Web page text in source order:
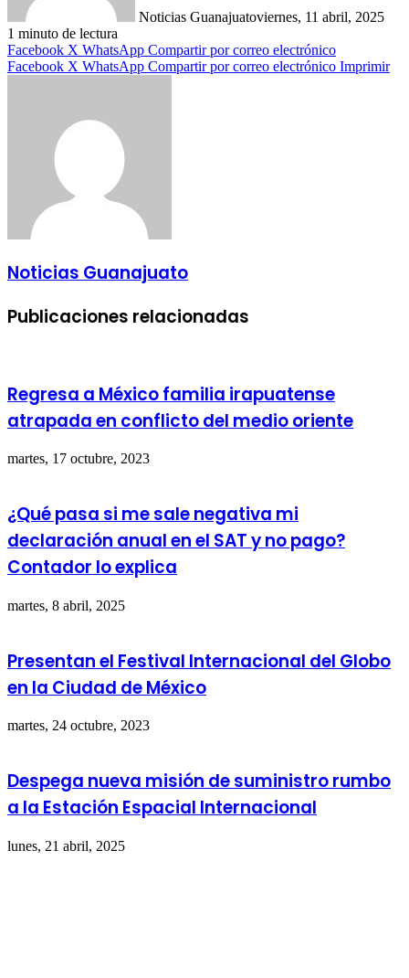
Noticias Guanajuatoviernes, 11 abril, 2025
1 minuto de lectura
Facebook X WhatsApp Compartir por correo electrónico
Facebook X WhatsApp Compartir por correo electrónico Imprimir
Noticias Guanajuato
Publicaciones relacionadas
Regresa a México familia irapuatense
atrapada en conflicto del medio oriente
martes, 17 octubre, 2023
¿Qué pasa si me sale negativa mi
declaración anual en el SAT y no pago?
Contador lo explica
martes, 8 abril, 2025
Presentan el Festival Internacional del Globo
en la Ciudad de México
martes, 24 octubre, 2023
Despega nueva misión de suministro rumbo
a la Estación Espacial Internacional
lunes, 21 abril, 2025